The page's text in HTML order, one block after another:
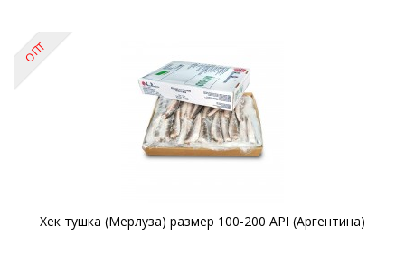
ОПТ
Хек тушка (Мерлуза) размер 100-200 API (Аргентина)